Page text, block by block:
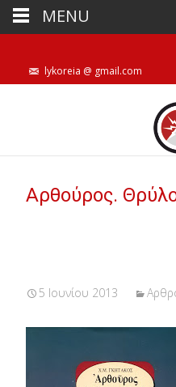
lykoreia @ gmail.com
Αρθούρος.
5 Ιουνίου 2013
MENU